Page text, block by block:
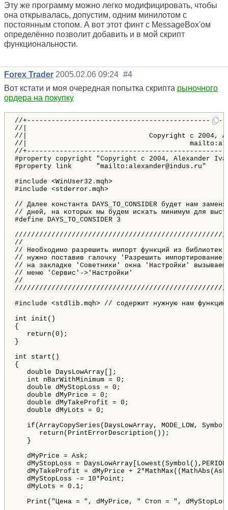
Эту же программу можно легко модифицировать, чтобы
она открывалась, допустим, одним минилотом с
постоянным стопом. А вот этот финт с MessageBox'ом
определённо позволит добавить и в мой скрипт
функциональности.
Forex Trader 2005.02.06 09:24 #4
Вот кстати и моя очередная попытка скрипта рыночного
ордера на покупку
//
//|
//|                              Copyright c 2004,
//|
//
#property copyright "Copyright c 2004, Alexander
#property link      "mailto:alexander@indus.ru"
#include <WinUser32.mqh>
#include <stderror.mqh>
// Далее константа DAYS_TO_CONSIDER будет нам
// дней, на которых мы будем искать минимум для
#define DAYS_TO_CONSIDER 3
//
// Необходимо разрешить импорт функций из
// нужно поставив галочку 'Разрешить импортирование
// на закладке 'Советники' окна 'Настройки'
// меню 'Сервис'->'Настройки'
//
#include <stdlib.mqh> // содержит нужную нам
int init()
{
   return(0);
}
int start()
{
   double DaysLowArray[];
   int nBarWithMinimum = 0;
   double dMyStopLoss = 0;
   double dMyPrice = 0;
   double dMyTakeProfit = 0;
   double dMyLots = 0;
if(ArrayCopySeries(DaysLowArray, MODE_LOW,
      return(PrintErrorDescription());
   }
   dMyPrice = Ask;
dMyStopLoss =
dMyTakeProfit = dMyPrice +
   dMyStopLoss -= 10*Point;
   dMyLots = 0.1;
Print("Цена = ", dMyPrice, " Стоп = ",